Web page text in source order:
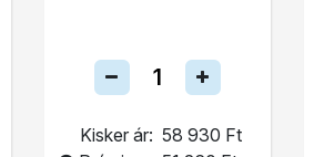
Kisker ár: 58 930 Ft